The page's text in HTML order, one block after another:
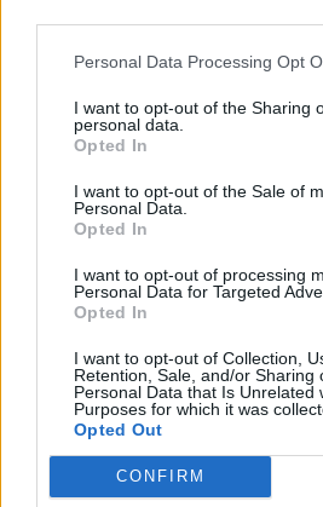
Personal Data Processing Opt
I want to opt-out of the Sharing
personal data.
Opted In
I want to opt-out of the Sale of
Personal Data.
Opted In
I want to opt-out of processing
Personal Data for Targeted
Opted In
I want to opt-out of Collection,
Retention, Sale, and/or Sharing
Personal Data that Is Unrelated
Purposes for which it was
Opted Out
CONFIRM
2026. augusztus 9.
Életveszélyes fákkal van tele
merre sétálsz ezeken a
„Banántrükkel” verik át a
vásárlók: az önkiszolgáló
a csel
2026. augusztus 9.
ezekben a régiókban,
is, hogy oda költözz
2026. augusztus 9.
Ennyit kaszáltak Sebestyén